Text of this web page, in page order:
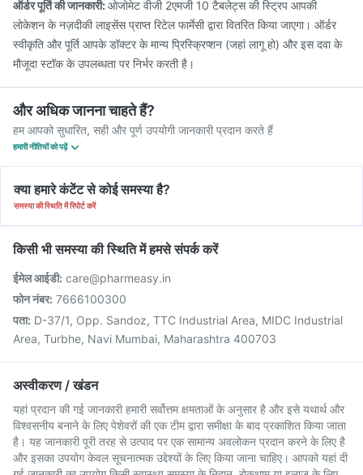
ऑर्डर पूर्ति की जानकारी:ओजोमेट वीजी 2एमजी 10 टैबलेट्स की स्ट्रिप आपकी
लोकेशन के नज़दीकी लाइसेंस प्राप्त रिटेल फार्मेसी द्वारा वितरित किया जाएगा। ऑर्डर
स्वीकृति और पूर्ति आपके डॉक्टर के मान्य प्रिस्क्रिप्शन (जहां लागू हो) और इस दवा के
मौजूदा स्टॉक के उपलब्धता पर निर्भर करती है।
और अधिक जानना चाहते हैं?
हम आपको सुधारित, सही और पूर्ण उपयोगी जानकारी प्रदान करते हैं
हमारी नीतियों को पढ़ें
क्या हमारे कंटेंट से कोई समस्या है?
समस्या की स्थिति में रिपोर्ट करें
किसी भी समस्या की स्थिति में हमसे संपर्क करें
ईमेल आईडी: care@pharmeasy.in
फोन नंबर: 7666100300
पता: D-37/1, Opp. Sandoz, TTC Industrial Area, MIDC Industrial
Area, Turbhe, Navi Mumbai, Maharashtra 400703
अस्वीकरण / खंडन
यहां प्रदान की गई जानकारी हमारी सर्वोत्तम क्षमताओं के अनुसार है और इसे यथार्थ और
विश्वसनीय बनाने के लिए पेशेवरों की एक टीम द्वारा समीक्षा के बाद प्रकाशित किया जाता
है। यह जानकारी पूरी तरह से उत्पाद पर एक सामान्य अवलोकन प्रदान करने के लिए है
और इसका उपयोग केवल सूचनात्मक उद्देश्यों के लिए किया जाना चाहिए। आपको यहां दी